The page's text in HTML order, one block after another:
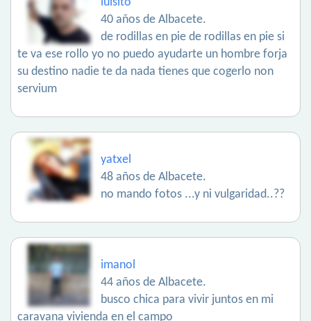
40 años de Albacete.
de rodillas en pie de rodillas en pie si
te va ese rollo yo no puedo ayudarte un hombre forja
su destino nadie te da nada tienes que cogerlo non
servium
yatxel
48 años de Albacete.
no mando fotos ...y ni vulgaridad..??
imanol
44 años de Albacete.
busco chica para vivir juntos en mi
caravana vivienda en el campo